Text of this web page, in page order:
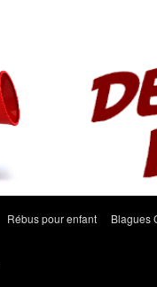
Rébus pour enfant Blagues